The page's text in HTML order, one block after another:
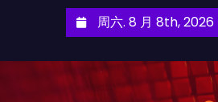
周六. 8 月 8th, 2026